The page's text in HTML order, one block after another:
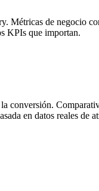
de negocio
KPIs que importan.
conversión.
en datos reales de